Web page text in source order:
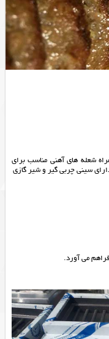
شعله های آهنی مناسب برای
سینی چربی گیر و شیر گازی
می آورد.